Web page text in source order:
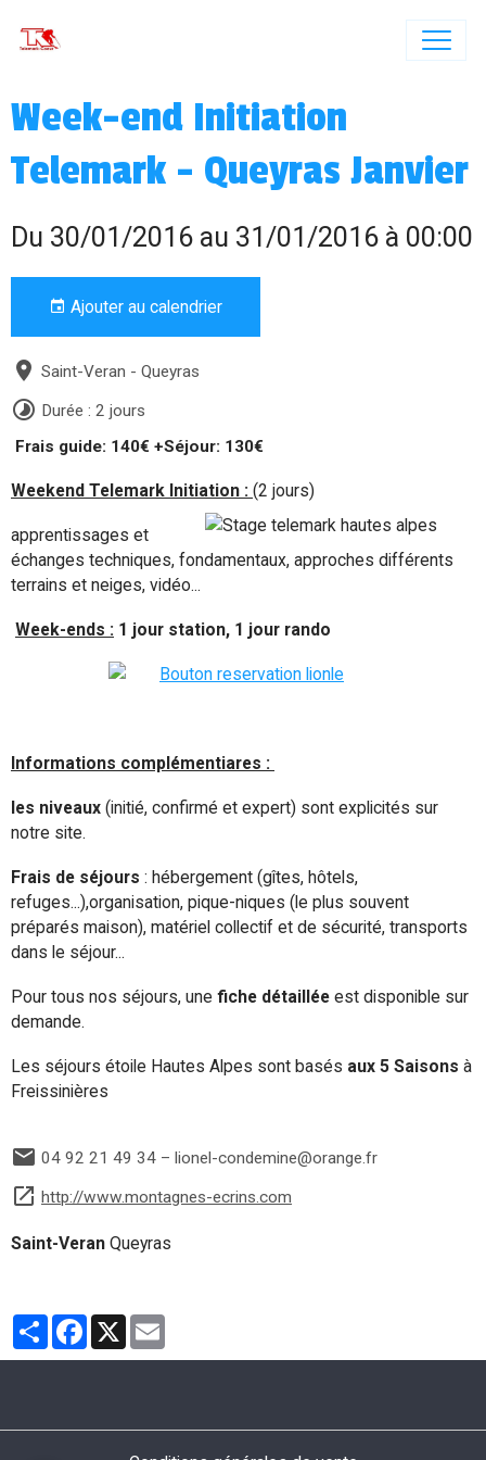
Week-end Initiation
Telemark - Queyras Janvier
Du 30/01/2016 au 31/01/2016 à 00:00
Ajouter au calendrier
Saint-Veran - Queyras
Durée : 2 jours
Frais guide: 140€ +Séjour: 130€
Weekend Telemark Initiation : (2 jours)
apprentissages et
échanges techniques, fondamentaux, approches différents
terrains et neiges, vidéo...
Week-ends : 1 jour station, 1 jour rando
Informations complémentiares :
les niveaux (initié, confirmé et expert) sont explicités sur
notre site.
Frais de séjours : hébergement (gîtes, hôtels,
refuges...),organisation, pique-niques (le plus souvent
préparés maison), matériel collectif et de sécurité, transports
dans le séjour...
Pour tous nos séjours, une fiche détaillée est disponible sur
demande.
Les séjours étoile Hautes Alpes sont basés aux 5 Saisons à
Freissinières
04 92 21 49 34 – lionel-condemine@orange.fr
http://www.montagnes-ecrins.com
Saint-Veran Queyras
PartagerFacebook
X